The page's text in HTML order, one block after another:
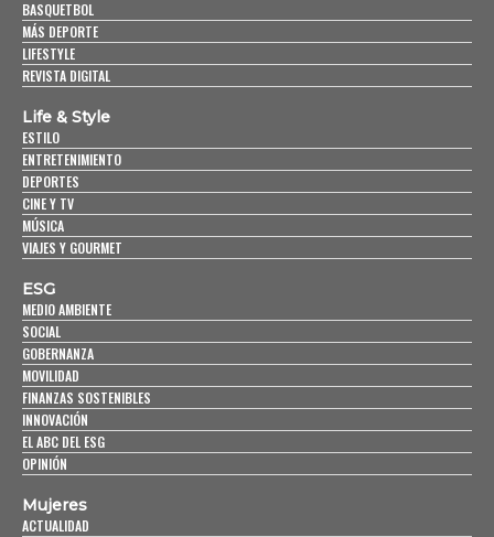
BASQUETBOL
MÁS DEPORTE
LIFESTYLE
REVISTA DIGITAL
Life & Style
ESTILO
ENTRETENIMIENTO
DEPORTES
CINE Y TV
MÚSICA
VIAJES Y GOURMET
ESG
MEDIO AMBIENTE
SOCIAL
GOBERNANZA
MOVILIDAD
FINANZAS SOSTENIBLES
INNOVACIÓN
EL ABC DEL ESG
OPINIÓN
Mujeres
ACTUALIDAD